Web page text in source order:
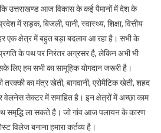
उत्तराखण्ड आज विकास के कई पैमानों में देश के
में सड़क, बिजली, पानी, स्वास्थ्य, शिक्षा, वित्तीय
एक क्षेत्र में बहुत बड़ा बदलाव आ रहा है। सभी के
के पथ पर निरंतर अग्रसर है, लेकिन अभी भी
लिए हम सभी का सामूहिक योगदान जरूरी है।
तरक्की का मंत्र खेती, बागवानी, एरोमैटिक खेती, शहद
वेलनेस सेक्टर में समाहित है। इन क्षेत्रों में अच्छा काम
समृद्धि ला सकते है। जो गांव आज पलायन के कारण
विलेज बनाना हमारा कर्तव्य है।